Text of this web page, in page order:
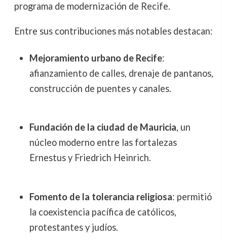
programa de modernización de Recife.
Entre sus contribuciones más notables destacan:
Mejoramiento urbano de Recife:
afianzamiento de calles, drenaje de pantanos,
construcción de puentes y canales.
Fundación de la ciudad de Mauricia, un
núcleo moderno entre las fortalezas
Ernestus y Friedrich Heinrich.
Fomento de la tolerancia religiosa: permitió
la coexistencia pacífica de católicos,
protestantes y judíos.